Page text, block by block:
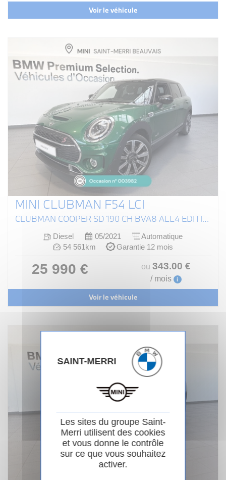
Voir le véhicule
MINI CLUBMAN F54 LCI
CLUBMAN COOPER SD 190 CH BVA8 ALL4 EDITION CANONBURY
Diesel 05/2021
Automatique
54 561km
Garantie 12 mois
25 990 € ou 343.00 €
/ mois i
Voir le véhicule
SAINT-MERRI
Les sites du groupe Saint-
Merri utilisent des cookies
et vous donne le contrôle
sur ce que vous souhaitez
activer.